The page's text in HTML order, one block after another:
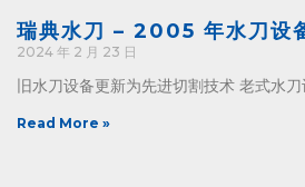
瑞典水刀 – 2005 年水刀设
2024 年 2 月 23 日
旧水刀设备更新为先进切割技术 老式水
Read More »